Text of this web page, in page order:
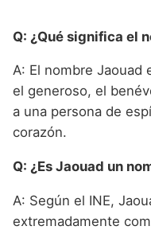
Q: ¿Qué significa el
A: El nombre Jaouad
el generoso, el
a una persona de
corazón.
Q: ¿Es Jaouad un
A: Según el INE,
extremadamente